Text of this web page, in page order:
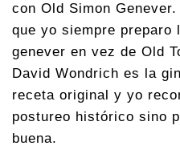
con Old Simon
que yo siempre preparo
genever en vez de Old
David Wondrich es la
receta original y yo
postureo histórico sino
buena.